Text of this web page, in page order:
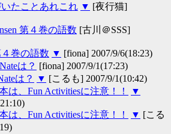
たことあれこれ ▼ [夜行猫]
第４巻の語数 [古川＠SSS]
４巻の語数 ▼ [fiona] 2007/9/6(18:23)
は？ [fiona] 2007/9/1(17:23)
は？ ▼ [こるも] 2007/9/1(10:42)
は、Fun Activitiesに注意！！
▼
は、Fun Activitiesに注意！！ ▼ [こる